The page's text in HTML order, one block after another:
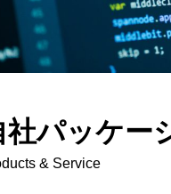
社パッケー
& Service